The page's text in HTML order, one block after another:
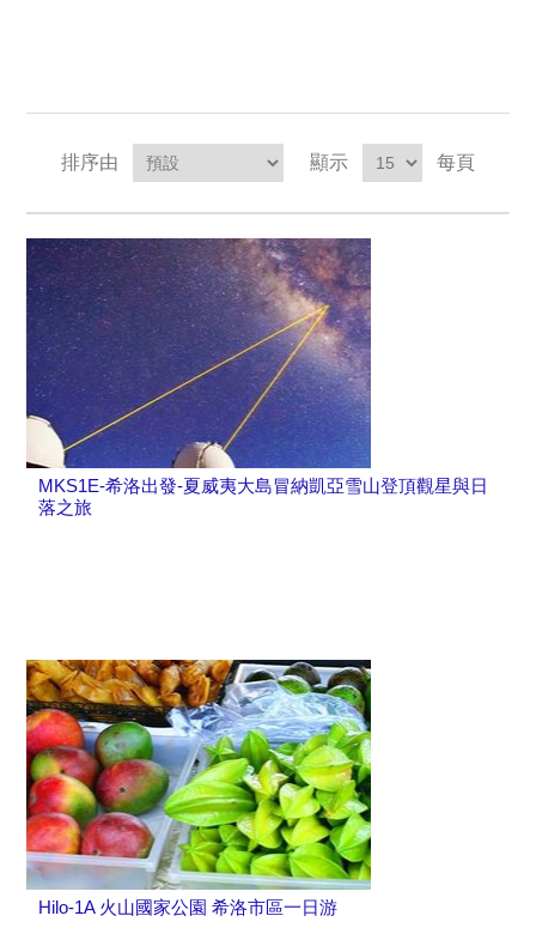
排序由 顯示 每頁
MKS1E-希洛出發-夏威夷大島冒納凱亞雪山登頂觀星與日
落之旅
Hilo-1A 火山國家公園 希洛市區一日游